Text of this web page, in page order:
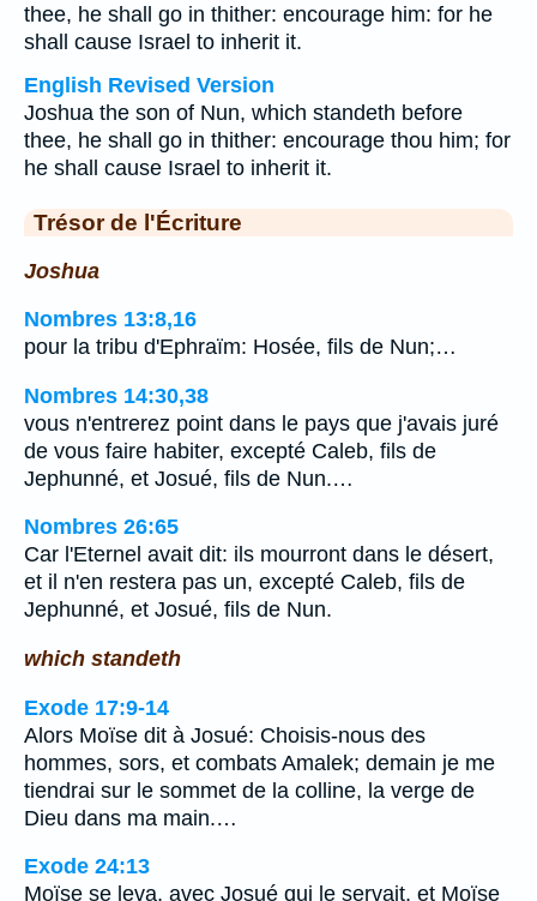
thee, he shall go in thither: encourage him: for he
shall cause Israel to inherit it.
English Revised Version
Joshua the son of Nun, which standeth before
thee, he shall go in thither: encourage thou him; for
he shall cause Israel to inherit it.
Trésor de l'Écriture
Joshua
Nombres 13:8,16
pour la tribu d'Ephraïm: Hosée, fils de Nun;…
Nombres 14:30,38
vous n'entrerez point dans le pays que j'avais juré
de vous faire habiter, excepté Caleb, fils de
Jephunné, et Josué, fils de Nun.…
Nombres 26:65
Car l'Eternel avait dit: ils mourront dans le désert,
et il n'en restera pas un, excepté Caleb, fils de
Jephunné, et Josué, fils de Nun.
which standeth
Exode 17:9-14
Alors Moïse dit à Josué: Choisis-nous des
hommes, sors, et combats Amalek; demain je me
tiendrai sur le sommet de la colline, la verge de
Dieu dans ma main.…
Exode 24:13
Moïse se leva, avec Josué qui le servait, et Moïse